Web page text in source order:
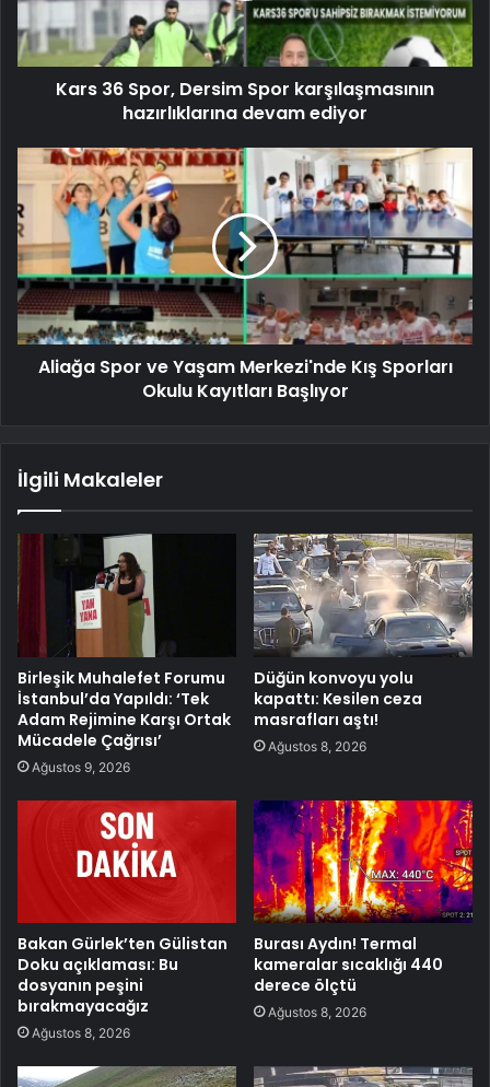
Kars 36 Spor, Dersim Spor karşılaşmasının
hazırlıklarına devam ediyor
Aliağa Spor ve Yaşam Merkezi'nde Kış Sporları
Okulu Kayıtları Başlıyor
İlgili Makaleler
Birleşik Muhalefet Forumu
İstanbul’da Yapıldı: ‘Tek
Adam Rejimine Karşı Ortak
Mücadele Çağrısı’
Ağustos 9, 2026
Düğün konvoyu yolu
kapattı: Kesilen ceza
masrafları aştı!
Ağustos 8, 2026
Bakan Gürlek’ten Gülistan
Doku açıklaması: Bu
dosyanın peşini
bırakmayacağız
Ağustos 8, 2026
Burası Aydın! Termal
kameralar sıcaklığı 440
derece ölçtü
Ağustos 8, 2026